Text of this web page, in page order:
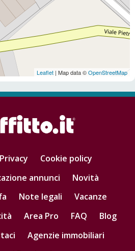
Leaflet | Map data ©OpenStreetMap
Privacy
Cookie policy
annunci
Novità
Note legali
Vacanze
Area Pro FAQ
Blog
Agenzie immobiliari